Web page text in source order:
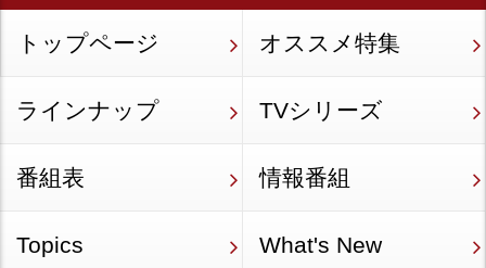
トップページ オススメ特集
ラインナップ TVシリーズ
番組表 情報番組
Topics What's New